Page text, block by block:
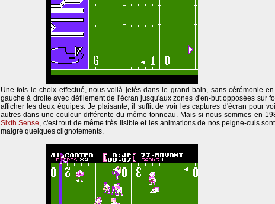
Une fois le choix effectué, nous voilà jetés dans le grand bain, sans cérémonie
gauche à droite avec défilement de l'écran jusqu'aux zones d'en-but opposées sur
afficher les deux équipes. Je plaisante, il suffit de voir les captures d'écran pour
autres dans une couleur différente du même tonneau. Mais si nous sommes en
Sixth Sense, c'est tout de même très lisible et les animations de nos peigne-culs
malgré quelques clignotements.